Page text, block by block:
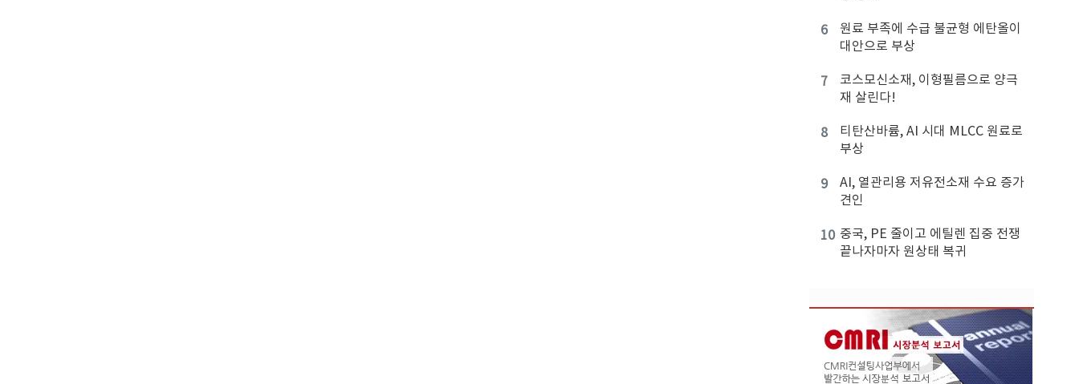
6
원료 부족에 수급 불균형 에탄올이
대안으로 부상
7
코스모신소재, 이형필름으로 양극
재 살린다!
8
티탄산바륨, AI 시대 MLCC 원료로
부상
9
AI, 열관리용 저유전소재 수요 증가
견인
10 중국, PE 줄이고 에틸렌 집중 전쟁
끝나자마자 원상태 복귀